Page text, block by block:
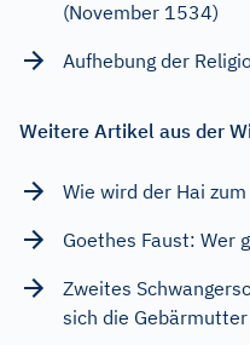
(November 1534)
Aufhebung der
Weitere Artikel aus der
Wie wird der Hai
Goethes Faust: Wer
Zweites
sich die Gebärmutter